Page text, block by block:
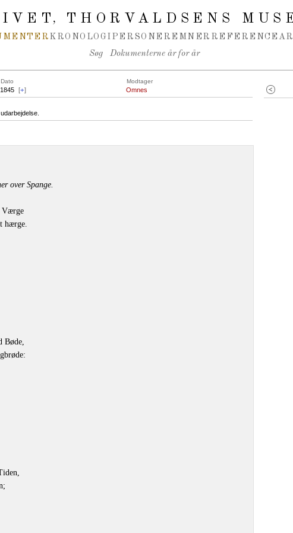
, THORVALDSENS
KRONOLOGI PERSONER EMNER
Søg Dokumenterne år for år
Dato Modtager
1845 [+] Omnes
over Spange.
Værge
hærge.
Bøde,